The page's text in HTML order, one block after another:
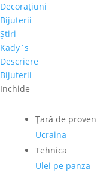
Decoraţiuni
Bijuterii
Ştiri
Kady`s
Descriere
Bijuterii
Inchide
Anna Kozelteska
Perioadă
Ţară de
Ucraina
Tehnica
Ulei pe panza